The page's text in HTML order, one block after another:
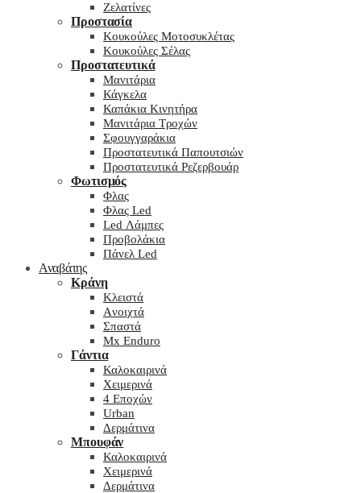
Ζελατίνες
Προστασία
Κουκούλες Μοτοσυκλέτας
Κουκούλες Σέλας
Προστατευτικά
Μανιτάρια
Κάγκελα
Καπάκια Κινητήρα
Μανιτάρια Τροχών
Σφουγγαράκια
Προστατευτικά Παπουτσιών
Προστατευτικά Ρεζερβουάρ
Φωτισμός
Φλας
Φλας Led
Led Λάμπες
Προβολάκια
Πάνελ Led
Αναβάτης
Κράνη
Kλειστά
Aνοιχτά
Σπαστά
Mx Enduro
Γάντια
Καλοκαιρινά
Χειμερινά
4 Εποχών
Urban
Δερμάτινα
Μπουφάν
Καλοκαιρινά
Χειμερινά
Δερμάτινα